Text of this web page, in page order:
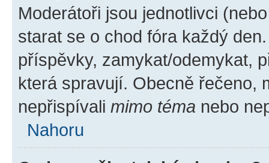
Moderátoři jsou jednotlivci
starat se o chod fóra každý
příspěvky, zamykat/odemykat,
která spravují. Obecně řečeno,
nepřispívali mimo téma nebo
Nahoru